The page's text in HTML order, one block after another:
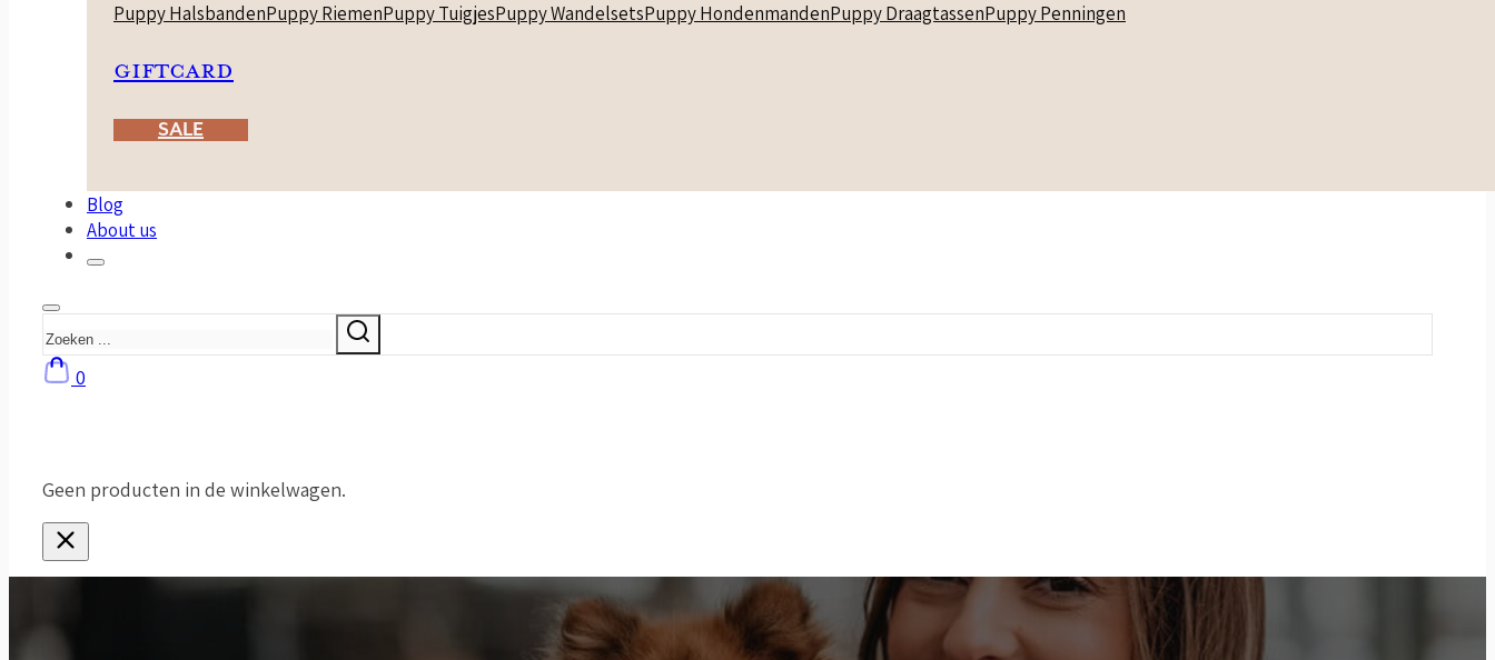
Puppy HalsbandenPuppy RiemenPuppy TuigjesPuppy WandelsetsPuppy HondenmandenPuppy DraagtassenPuppy Penningen
GIFTCARD
SALE
Blog
About us
0
Geen producten in de winkelwagen.